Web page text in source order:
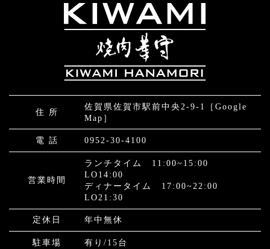
住 所
佐賀県佐賀市駅前中央2-9-1
［Google
Map］
電 話 0952-30-4100
営業時間
ランチタイム 11:00~15:00
LO14:00
ディナータイム 17:00~22:00
LO21:30
定休⽇ 年中無休
駐⾞場 有り/15台